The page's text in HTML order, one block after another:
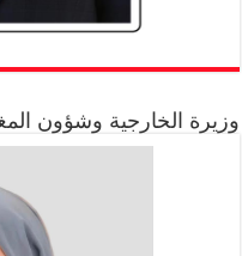
وزيرة الخارجية وشؤون